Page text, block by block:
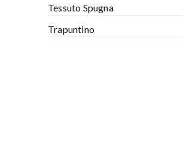
Tessuto Spugna
Trapuntino